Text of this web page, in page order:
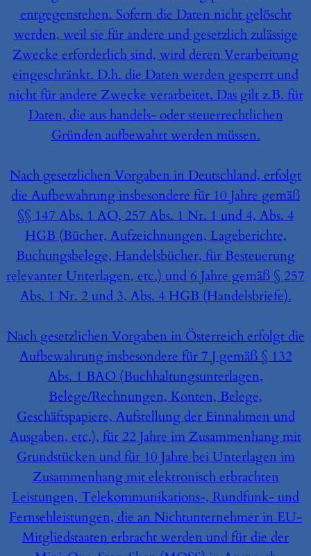
entgegenstehen. Sofern die Daten nicht gelöscht
werden, weil sie für andere und gesetzlich zulässige
Zwecke erforderlich sind, wird deren Verarbeitung
eingeschränkt. D.h. die Daten werden gesperrt und
nicht für andere Zwecke verarbeitet. Das gilt z.B. für
Daten, die aus handels- oder steuerrechtlichen
Gründen aufbewahrt werden müssen.
Nach gesetzlichen Vorgaben in Deutschland, erfolgt
die Aufbewahrung insbesondere für 10 Jahre gemäß
§§ 147 Abs. 1 AO, 257 Abs. 1 Nr. 1 und 4, Abs. 4
HGB (Bücher, Aufzeichnungen, Lageberichte,
Buchungsbelege, Handelsbücher, für Besteuerung
relevanter Unterlagen, etc.) und 6 Jahre gemäß § 257
Abs. 1 Nr. 2 und 3, Abs. 4 HGB (Handelsbriefe).
Nach gesetzlichen Vorgaben in Österreich erfolgt die
Aufbewahrung insbesondere für 7 J gemäß § 132
Abs. 1 BAO (Buchhaltungsunterlagen,
Belege/Rechnungen, Konten, Belege,
Geschäftspapiere, Aufstellung der Einnahmen und
Ausgaben, etc.), für 22 Jahre im Zusammenhang mit
Grundstücken und für 10 Jahre bei Unterlagen im
Zusammenhang mit elektronisch erbrachten
Leistungen, Telekommunikations-, Rundfunk- und
Fernsehleistungen, die an Nichtunternehmer in EU-
Mitgliedstaaten erbracht werden und für die der